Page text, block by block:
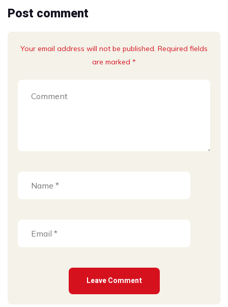
Post comment
Your email address will not be published. Required fields
are marked *